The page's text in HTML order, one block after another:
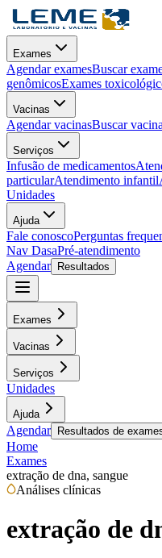
Exames
Agendar examesBuscar
genômicosExames
Vacinas
Agendar vacinasBuscar
Serviços
Infusão de medicamentos
particularAtendimento infantil
Unidades
Ajuda
Fale conoscoPerguntas
Nav DasaPré-atendimento
Agendar
Resultados
Exames
Vacinas
Serviços
Unidades
Ajuda
Agendar Resultados de
Home
Exames
extração de dna, sangue
Análises clínicas
extração de